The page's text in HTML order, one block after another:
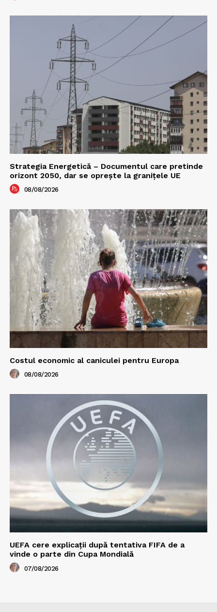
Strategia Energetică – Documentul care pretinde
orizont 2050, dar se oprește la granițele UE
08/08/2026
Costul economic al caniculei pentru Europa
08/08/2026
UEFA cere explicații după tentativa FIFA de a
vinde o parte din Cupa Mondială
07/08/2026